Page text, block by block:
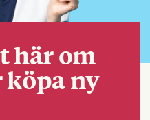
här om
köpa ny